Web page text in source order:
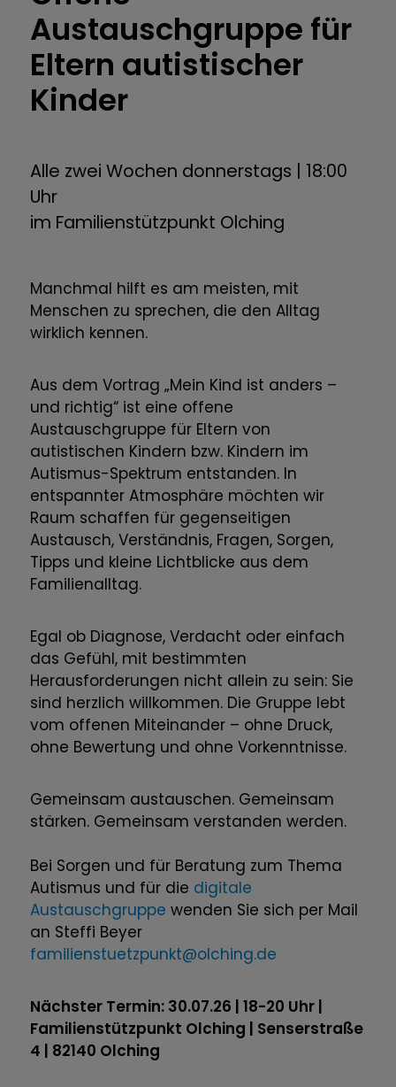
Austauschgruppe für
Eltern autistischer
Kinder
Alle zwei Wochen donnerstags | 18:00
Uhr
im Familienstützpunkt Olching
Manchmal hilft es am meisten, mit
Menschen zu sprechen, die den Alltag
wirklich kennen.
Aus dem Vortrag „Mein Kind ist anders –
und richtig“ ist eine offene
Austauschgruppe für Eltern von
autistischen Kindern bzw. Kindern im
Autismus-Spektrum entstanden. In
entspannter Atmosphäre möchten wir
Raum schaffen für gegenseitigen
Austausch, Verständnis, Fragen, Sorgen,
Tipps und kleine Lichtblicke aus dem
Familienalltag.
Egal ob Diagnose, Verdacht oder einfach
das Gefühl, mit bestimmten
Herausforderungen nicht allein zu sein: Sie
sind herzlich willkommen. Die Gruppe lebt
vom offenen Miteinander – ohne Druck,
ohne Bewertung und ohne Vorkenntnisse.
Gemeinsam austauschen. Gemeinsam
stärken. Gemeinsam verstanden werden.
Bei Sorgen und für Beratung zum Thema
Autismus und für die digitale
Austauschgruppe wenden Sie sich per Mail
an Steffi Beyer
familienstuetzpunkt@olching.de
Nächster Termin: 30.07.26 | 18-20 Uhr |
Familienstützpunkt Olching | Senserstraße
4 | 82140 Olching